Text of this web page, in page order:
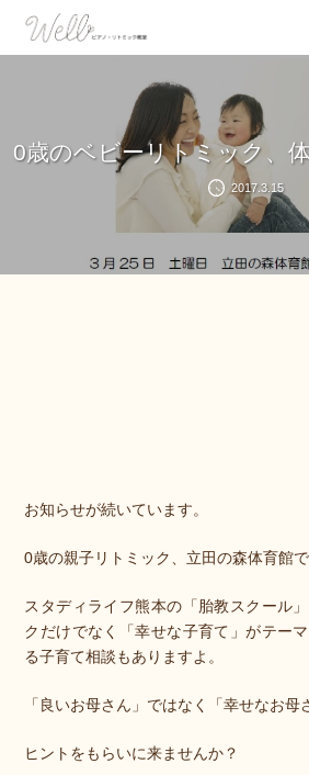
0歳のベビーリトミック、
2017.3.15
お知らせが続いています。
0歳の親子リトミック、立田の森体育館で
スタディライフ熊本の「胎教スクール
クだけでなく「幸せな子育て」がテー
る子育て相談もありますよ。
「良いお母さん」ではなく「幸せなお母
ヒントをもらいに来ませんか？